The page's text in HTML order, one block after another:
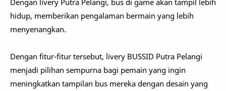
Dengan livery Putra Pelangi, bus di game akan tampil lebih
hidup, memberikan pengalaman bermain yang lebih
menyenangkan.
Dengan fitur-fitur tersebut, livery BUSSID Putra Pelangi
menjadi pilihan sempurna bagi pemain yang ingin
meningkatkan tampilan bus mereka dengan desain yang